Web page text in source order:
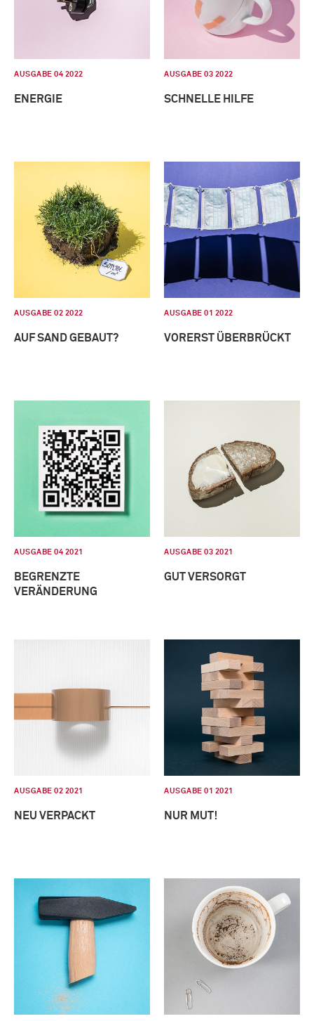
AUSGABE 04 2022
ENERGIE
AUSGABE 03 2022
SCHNELLE HILFE
AUSGABE 02 2022
AUF SAND GEBAUT?
AUSGABE 01 2022
VORERST ÜBERBRÜCKT
AUSGABE 04 2021
BEGRENZTE
VERÄNDERUNG
AUSGABE 03 2021
GUT VERSORGT
AUSGABE 02 2021
NEU VERPACKT
AUSGABE 01 2021
NUR MUT!